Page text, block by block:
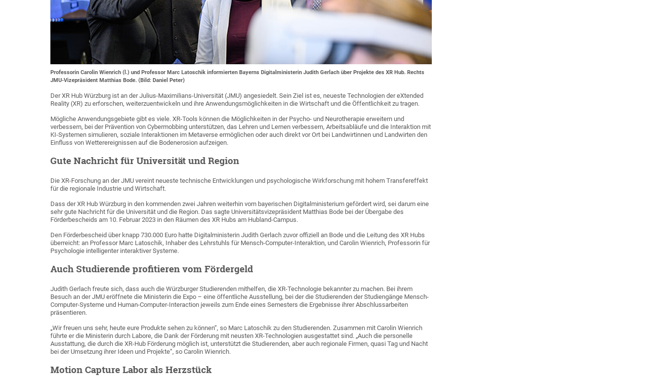
Professorin Carolin Wienrich (l.) und Professor Marc Latoschik informierten Bayerns Digitalministerin Judith Gerlach über Projekte des XR Hub. Rechts
JMU-Vizepräsident Matthias Bode. (Bild: Daniel Peter)
Der XR Hub Würzburg ist an der Julius-Maximilians-Universität (JMU) angesiedelt. Sein Ziel ist es, neueste Technologien der eXtended
Reality (XR) zu erforschen, weiterzuentwickeln und ihre Anwendungsmöglichkeiten in die Wirtschaft und die Öffentlichkeit zu tragen.
Mögliche Anwendungsgebiete gibt es viele. XR-Tools können die Möglichkeiten in der Psycho- und Neurotherapie erweitern und
verbessern, bei der Prävention von Cybermobbing unterstützen, das Lehren und Lernen verbessern, Arbeitsabläufe und die Interaktion mit
KI-Systemen simulieren, soziale Interaktionen im Metaverse ermöglichen oder auch direkt vor Ort bei Landwirtinnen und Landwirten den
Einfluss von Wetterereignissen auf die Bodenerosion aufzeigen.
Gute Nachricht für Universität und Region
Die XR-Forschung an der JMU vereint neueste technische Entwicklungen und psychologische Wirkforschung mit hohem Transfereffekt
für die regionale Industrie und Wirtschaft.
Dass der XR Hub Würzburg in den kommenden zwei Jahren weiterhin vom bayerischen Digitalministerium gefördert wird, sei darum eine
sehr gute Nachricht für die Universität und die Region. Das sagte Universitätsvizepräsident Matthias Bode bei der Übergabe des
Förderbescheids am 10. Februar 2023 in den Räumen des XR Hubs am Hubland-Campus.
Den Förderbescheid über knapp 730.000 Euro hatte Digitalministerin Judith Gerlach zuvor offiziell an Bode und die Leitung des XR Hubs
überreicht: an Professor Marc Latoschik, Inhaber des Lehrstuhls für Mensch-Computer-Interaktion, und Carolin Wienrich, Professorin für
Psychologie intelligenter interaktiver Systeme.
Auch Studierende profitieren vom Fördergeld
Judith Gerlach freute sich, dass auch die Würzburger Studierenden mithelfen, die XR-Technologie bekannter zu machen. Bei ihrem
Besuch an der JMU eröffnete die Ministerin die Expo – eine öffentliche Ausstellung, bei der die Studierenden der Studiengänge Mensch-
Computer-Systeme und Human-Computer-Interaction jeweils zum Ende eines Semesters die Ergebnisse ihrer Abschlussarbeiten
präsentieren.
„Wir freuen uns sehr, heute eure Produkte sehen zu können“, so Marc Latoschik zu den Studierenden. Zusammen mit Carolin Wienrich
führte er die Ministerin durch Labore, die Dank der Förderung mit neusten XR-Technologien ausgestattet sind. „Auch die personelle
Ausstattung, die durch die XR-Hub Förderung möglich ist, unterstützt die Studierenden, aber auch regionale Firmen, quasi Tag und Nacht
bei der Umsetzung ihrer Ideen und Projekte“, so Carolin Wienrich.
Motion Capture Labor als Herzstück